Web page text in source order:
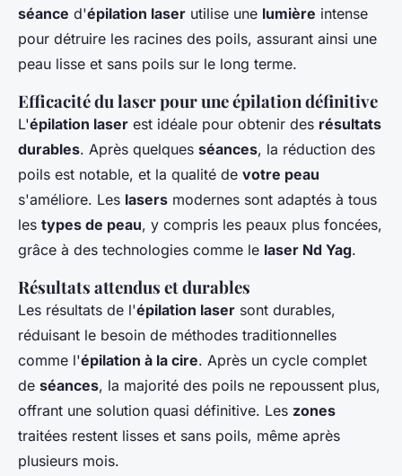
séance d'épilation laser utilise une lumière intense
pour détruire les racines des poils, assurant ainsi une
peau lisse et sans poils sur le long terme.
Efficacité du laser pour une épilation définitive
L'épilation laser est idéale pour obtenir des résultats
durables. Après quelques séances, la réduction des
poils est notable, et la qualité de votre peau
s'améliore. Les lasers modernes sont adaptés à tous
les types de peau, y compris les peaux plus foncées,
grâce à des technologies comme le laser Nd Yag.
Résultats attendus et durables
Les résultats de l'épilation laser sont durables,
réduisant le besoin de méthodes traditionnelles
comme l'épilation à la cire. Après un cycle complet
de séances, la majorité des poils ne repoussent plus,
offrant une solution quasi définitive. Les zones
traitées restent lisses et sans poils, même après
plusieurs mois.